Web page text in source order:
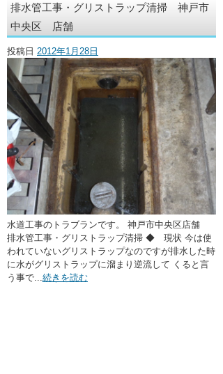
・ここに水栓がほしい
排水管工事・グリストラップ清掃 神戸市
中央区 店舗
投稿日 2012年1月28日
水道工事のトラブランです。 神戸市中央区店舗
排水管工事・グリストラップ清掃 ◆ 現状 今は使
われていないグリストラップなのですが排水した時
に水がグリストラップに溜まり逆流して くると言
う事で... 続きを読む